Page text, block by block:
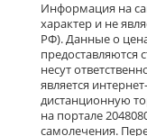
Информация на
характер и не
РФ). Данные о
предоставляются
несут
является
дистанционную
на портале
самолечения.